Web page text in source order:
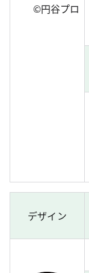
©円谷プロ
デザイン